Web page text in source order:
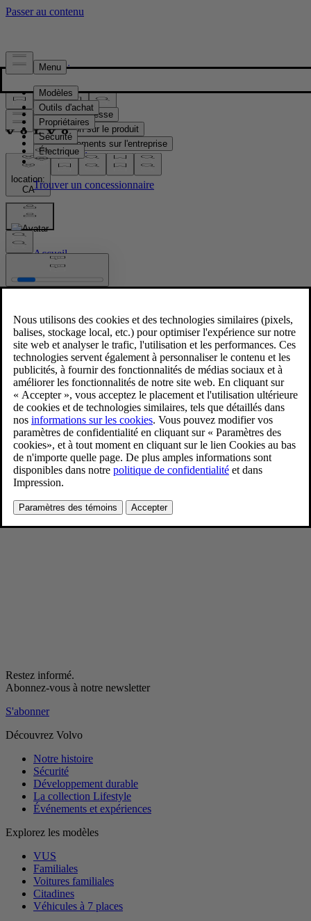
Presse & Médias
Matériel de presse
Information sur le produit
Renseignements sur l'entreprise
Contacts médias
location:
CA
Images
Accueil
/
Capital Markets Day 2024
9/5/2024
Favoris
Partager
Télécharger
Capital Markets Day 2024
Pour consulter toute l’information sur les droits d’auteur, cliquez ici